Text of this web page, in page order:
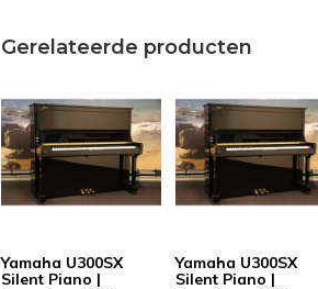
Gerelateerde producten
Yamaha U300SX
Silent Piano |
Yamaha U300SX
Silent Piano |